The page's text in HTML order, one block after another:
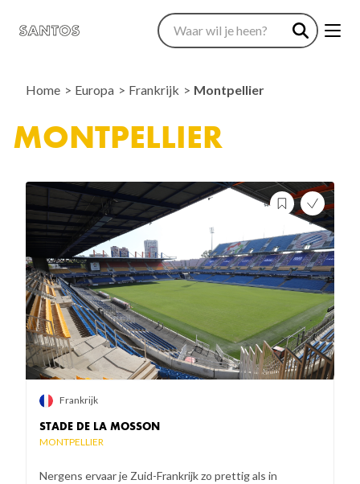
Home Europa Frankrijk Montpellier
MONTPELLIER
STADE DE LA MOSSON
MONTPELLIER
Nergens ervaar je Zuid-Frankrijk zo prettig als in
Frankrijk